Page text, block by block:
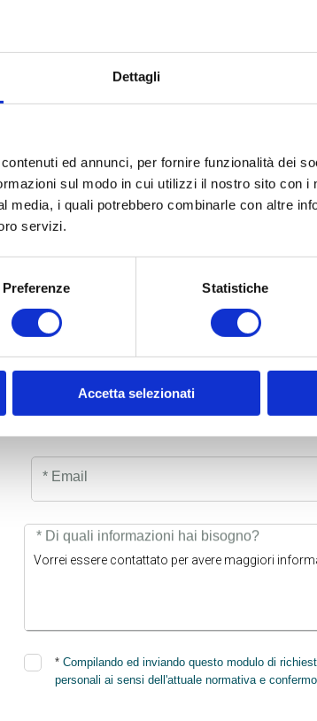
Dettagli
ed annunci, per fornire funzionalità dei
sul modo in cui utilizzi il nostro sito con i
media, i quali potrebbero combinarle con altre
servizi.
Preferenze Statistiche
Accetta selezionati
* Email
* Di quali informazioni hai bisogno?
*Compilando ed inviando questo modulo di
personali ai sensi dell'attuale normativa e